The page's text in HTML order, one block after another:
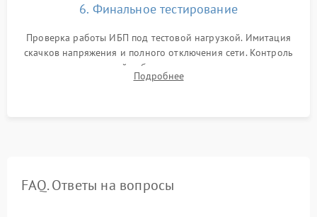
6. Финальное тестирование
Проверка работы ИБП под тестовой нагрузкой. Имитация
скачков напряжения и полного отключения сети. Контроль
времени автономной работы, температурного режима и
корректности формы выходного сигнала.
Подробнее
FAQ. Ответы на вопросы